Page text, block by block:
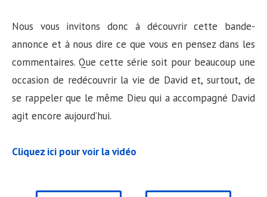
Nous vous invitons donc à découvrir cette bande-
annonce et à nous dire ce que vous en pensez dans les
commentaires. Que cette série soit pour beaucoup une
occasion de redécouvrir la vie de David et, surtout, de
se rappeler que le même Dieu qui a accompagné David
agit encore aujourd’hui.
Cliquez ici pour voir la vidéo